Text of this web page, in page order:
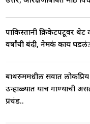
पाकिस्तानी क्रिकेटपटूवर थेट
वर्षांची बंदी, नेमकं काय
बाथरुममधील सर्वात
उन्हाळ्यात याच गाण्याची
प्रचंड..